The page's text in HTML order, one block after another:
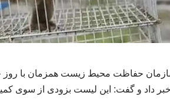
حفاظت محیط زیست همزمان با روز
داد و گفت: این لیست بزودی از سوی